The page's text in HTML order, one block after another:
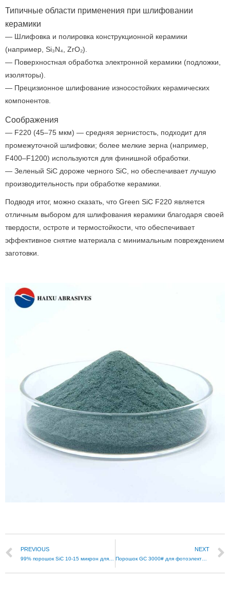
Типичные области применения при шлифовании
керамики
— Шлифовка и полировка конструкционной керамики
(например, Si₃N₄, ZrO₂).
— Поверхностная обработка электронной керамики (подложки,
изоляторы).
— Прецизионное шлифование износостойких керамических
компонентов.
Соображения
— F220 (45–75 мкм) — средняя зернистость, подходит для
промежуточной шлифовки; более мелкие зерна (например,
F400–F1200) используются для финишной обработки.
— Зеленый SiC дороже черного SiC, но обеспечивает лучшую
производительность при обработке керамики.
Подводя итог, можно сказать, что Green SiC F220 является
отличным выбором для шлифования керамики благодаря своей
твердости, остроте и термостойкости, что обеспечивает
эффективное снятие материала с минимальным повреждением
заготовки.
PREVIOUS NEXT
Порошок GC 3000# для фотоэлектрической серебряной пасты